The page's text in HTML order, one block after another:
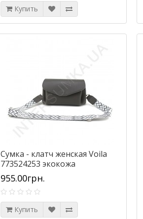
Купить
Сумка - клатч женская Voila
773524253 экокожа
955.00грн.
Купить